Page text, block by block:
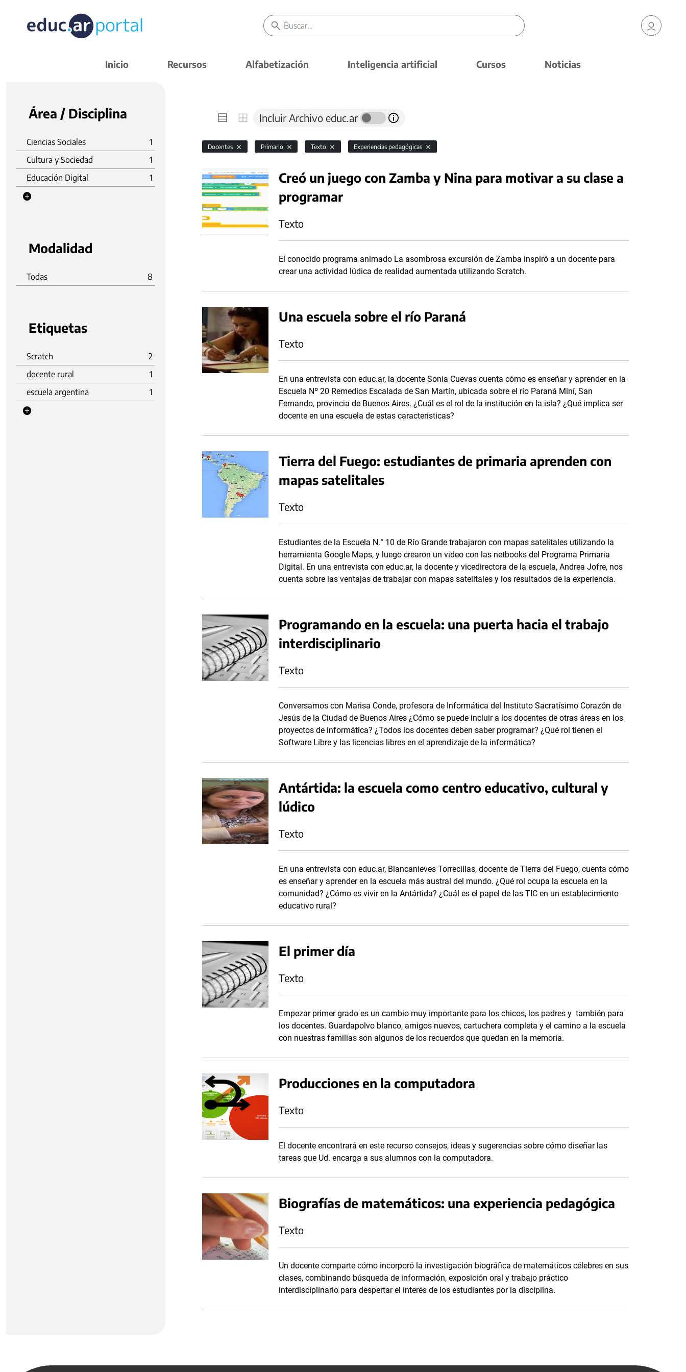
Inicio Recursos Alfabetización Inteligencia artificial Cursos Noticias
Área / Disciplina
Ciencias Sociales
1
Cultura y Sociedad
1
Educación Digital
1
Modalidad
Todas 8
Etiquetas
Scratch
2
docente rural
1
escuela argentina
1
Incluir Archivo educ.ar
Docentes Primario Texto Experiencias pedagógicas
Creó un juego con Zamba y Nina para motivar a su clase a
programar
Texto
El conocido programa animado La asombrosa excursión de Zamba inspiró a un docente para
crear una actividad lúdica de realidad aumentada utilizando Scratch.
Una escuela sobre el río Paraná
Texto
En una entrevista con educ.ar, la docente Sonia Cuevas cuenta cómo es enseñar y aprender en la
Escuela Nº 20 Remedios Escalada de San Martín, ubicada sobre el río Paraná Miní, San
Fernando, provincia de Buenos Aires. ¿Cuál es el rol de la institución en la isla? ¿Qué implica ser
docente en una escuela de estas caracteristicas?
Tierra del Fuego: estudiantes de primaria aprenden con
mapas satelitales
Texto
Estudiantes de la Escuela N.° 10 de Río Grande trabajaron con mapas satelitales utilizando la
herramienta Google Maps, y luego crearon un video con las netbooks del Programa Primaria
Digital. En una entrevista con educ.ar, la docente y vicedirectora de la escuela, Andrea Jofre, nos
cuenta sobre las ventajas de trabajar con mapas satelitales y los resultados de la experiencia.
Programando en la escuela: una puerta hacia el trabajo
interdisciplinario
Texto
Conversamos con Marisa Conde, profesora de Informática del Instituto Sacratísimo Corazón de
Jesús de la Ciudad de Buenos Aires ¿Cómo se puede incluir a los docentes de otras áreas en los
proyectos de informática? ¿Todos los docentes deben saber programar? ¿Qué rol tienen el
Software Libre y las licencias libres en el aprendizaje de la informática?
Antártida: la escuela como centro educativo, cultural y
lúdico
Texto
En una entrevista con educ.ar, Blancanieves Torrecillas, docente de Tierra del Fuego, cuenta cómo
es enseñar y aprender en la escuela más austral del mundo. ¿Qué rol ocupa la escuela en la
comunidad? ¿Cómo es vivir en la Antártida? ¿Cuál es el papel de las TIC en un establecimiento
educativo rural?
El primer día
Texto
Empezar primer grado es un cambio muy importante para los chicos, los padres y también para
los docentes. Guardapolvo blanco, amigos nuevos, cartuchera completa y el camino a la escuela
con nuestras familias son algunos de los recuerdos que quedan en la memoria.
Producciones en la computadora
Texto
El docente encontrará en este recurso consejos, ideas y sugerencias sobre cómo diseñar las
tareas que Ud. encarga a sus alumnos con la computadora.
Biografías de matemáticos: una experiencia pedagógica
Texto
Un docente comparte cómo incorporó la investigación biográfica de matemáticos célebres en sus
clases, combinando búsqueda de información, exposición oral y trabajo práctico
interdisciplinario para despertar el interés de los estudiantes por la disciplina.